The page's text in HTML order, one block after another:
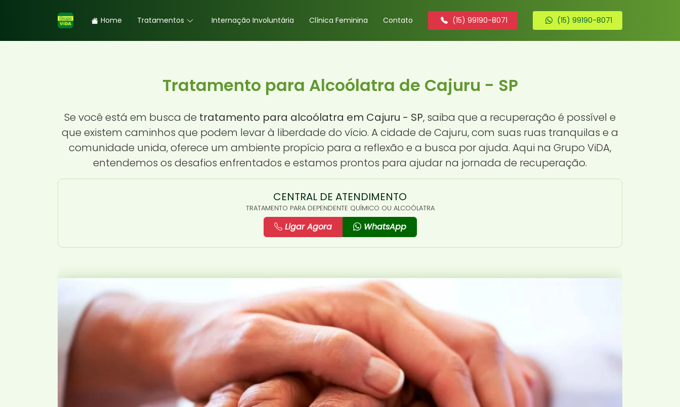
Home Tratamentos Internação Involuntária Clínica Feminina Contato (15) 99190-8071 (15) 99190-8071
Tratamento para Alcoólatra de Cajuru - SP
Se você está em busca de tratamento para alcoólatra em Cajuru - SP, saiba que a recuperação é possível e
que existem caminhos que podem levar à liberdade do vício. A cidade de Cajuru, com suas ruas tranquilas e a
comunidade unida, oferece um ambiente propício para a reflexão e a busca por ajuda. Aqui na Grupo ViDA,
entendemos os desafios enfrentados e estamos prontos para ajudar na jornada de recuperação.
CENTRAL DE ATENDIMENTO
TRATAMENTO PARA DEPENDENTE QUÍMICO OU ALCOÓLATRA
Ligar Agora WhatsApp